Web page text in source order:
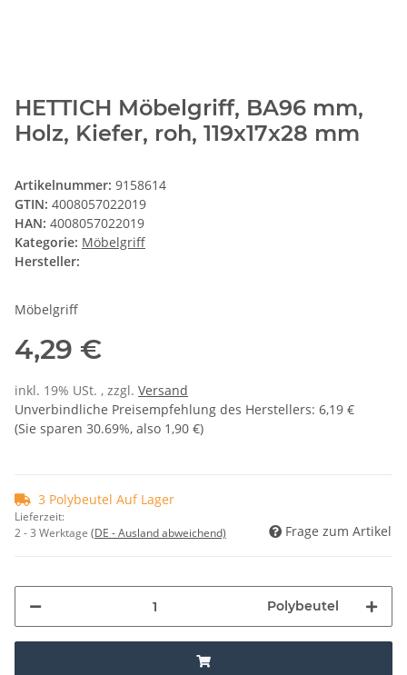
HETTICH Möbelgriff, BA96 mm,
Holz, Kiefer, roh, 119x17x28 mm
Artikelnummer: 9158614
GTIN: 4008057022019
HAN: 4008057022019
Kategorie: Möbelgriff
Hersteller:
Möbelgriff
4,29 €
inkl. 19% USt. , zzgl. Versand
Unverbindliche Preisempfehlung des Herstellers: 6,19 €
(Sie sparen 30.69%, also 1,90 €)
3 Polybeutel Auf Lager
Lieferzeit:
2 - 3 Werktage (DE - Ausland abweichend) Frage zum Artikel
Polybeutel